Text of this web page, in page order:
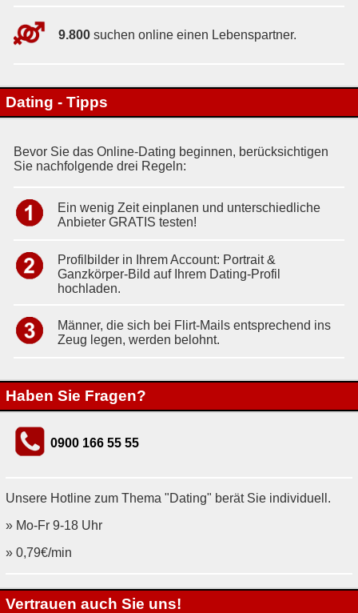
9.800 suchen online einen Lebenspartner.
Dating - Tipps
Bevor Sie das Online-Dating beginnen, berücksichtigen
Sie nachfolgende drei Regeln:
Ein wenig Zeit einplanen und unterschiedliche
Anbieter GRATIS testen!
Profilbilder in Ihrem Account: Portrait &
Ganzkörper-Bild auf Ihrem Dating-Profil
hochladen.
Männer, die sich bei Flirt-Mails entsprechend ins
Zeug legen, werden belohnt.
Haben Sie Fragen?
0900 166 55 55
Unsere Hotline zum Thema "Dating" berät Sie individuell.
» Mo-Fr 9-18 Uhr
» 0,79€/min
Vertrauen auch Sie uns!